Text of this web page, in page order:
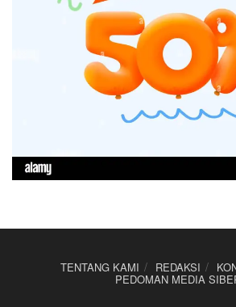
TENTANG KAMI REDAKSI
PEDOMAN MEDIA